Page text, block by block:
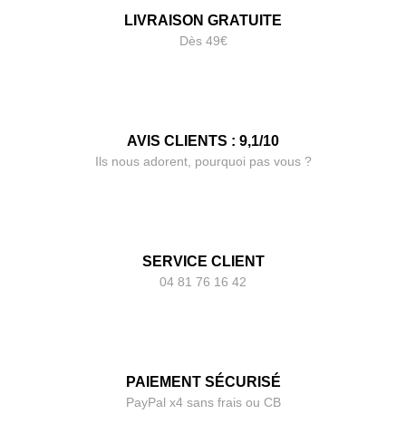
LIVRAISON GRATUITE
Dès 49€
AVIS CLIENTS : 9,1/10
Ils nous adorent, pourquoi pas vous ?
SERVICE CLIENT
04 81 76 16 42
PAIEMENT SÉCURISÉ
PayPal x4 sans frais ou CB